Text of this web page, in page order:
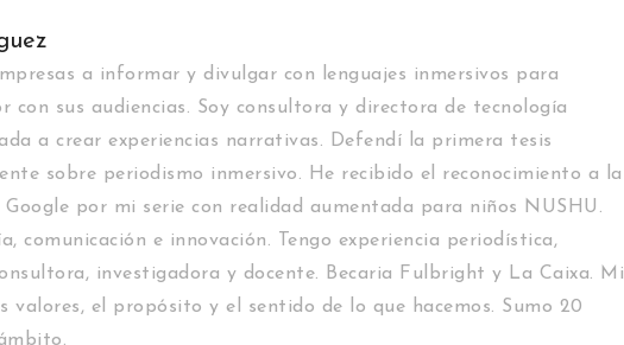
a informar y divulgar con lenguajes inmersivos para
con sus audiencias. Soy consultora y directora de tecnología
a crear experiencias narrativas. Defendí la primera tesis
sobre periodismo inmersivo. He recibido el reconocimiento a la
Google por mi serie con realidad aumentada para niños NUSHU.
comunicación e innovación. Tengo experiencia periodística,
investigadora y docente. Becaria Fulbright y La Caixa. Mi
valores, el propósito y el sentido de lo que hacemos. Sumo 20